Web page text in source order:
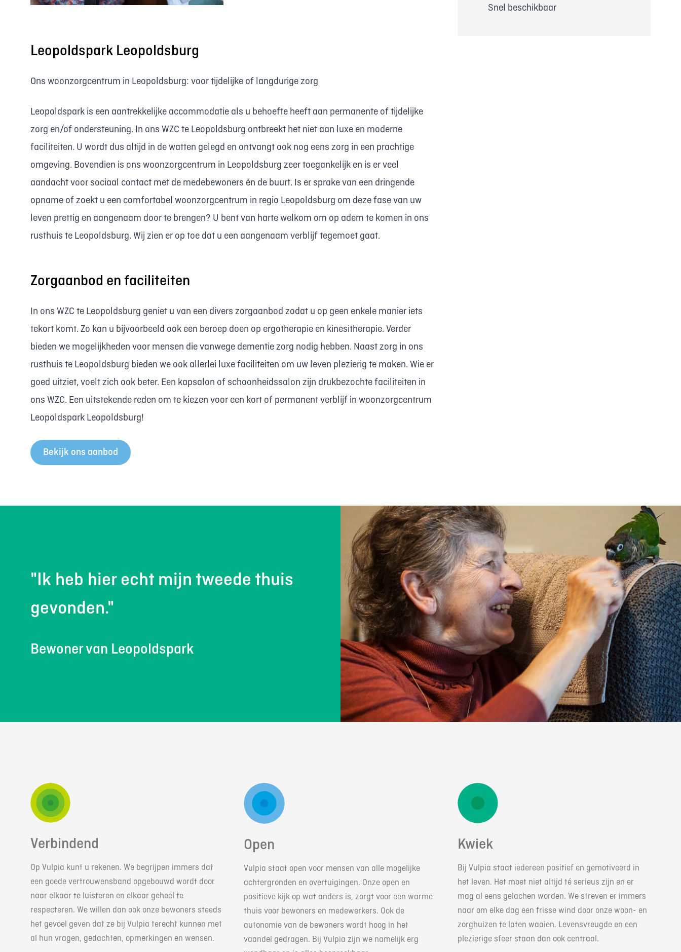
Leopoldspark Leopoldsburg
Ons woonzorgcentrum in Leopoldsburg: voor tijdelijke of langdurige zorg
Leopoldspark is een aantrekkelijke accommodatie als u behoefte heeft aan permanente of tijdelijke
zorg en/of ondersteuning. In ons WZC te Leopoldsburg ontbreekt het niet aan luxe en moderne
faciliteiten. U wordt dus altijd in de watten gelegd en ontvangt ook nog eens zorg in een prachtige
omgeving. Bovendien is ons woonzorgcentrum in Leopoldsburg zeer toegankelijk en is er veel
aandacht voor sociaal contact met de medebewoners én de buurt. Is er sprake van een dringende
opname of zoekt u een comfortabel woonzorgcentrum in regio Leopoldsburg om deze fase van uw
leven prettig en aangenaam door te brengen? U bent van harte welkom om op adem te komen in ons
rusthuis te Leopoldsburg. Wij zien er op toe dat u een aangenaam verblijf tegemoet gaat.
Zorgaanbod en faciliteiten
In ons WZC te Leopoldsburg geniet u van een divers zorgaanbod zodat u op geen enkele manier iets
tekort komt. Zo kan u bijvoorbeeld ook een beroep doen op ergotherapie en kinesitherapie. Verder
bieden we mogelijkheden voor mensen die vanwege dementie zorg nodig hebben. Naast zorg in ons
rusthuis te Leopoldsburg bieden we ook allerlei luxe faciliteiten om uw leven plezierig te maken. Wie er
goed uitziet, voelt zich ook beter. Een kapsalon of schoonheidssalon zijn drukbezochte faciliteiten in
ons WZC. Een uitstekende reden om te kiezen voor een kort of permanent verblijf in woonzorgcentrum
Leopoldspark Leopoldsburg!
Bekijk ons aanbod
Snel beschikbaar
"Ik heb hier echt mijn tweede thuis
gevonden."
Bewoner van Leopoldspark
Verbindend
Op Vulpia kunt u rekenen. We begrijpen immers dat
een goede vertrouwensband opgebouwd wordt door
naar elkaar te luisteren en elkaar geheel te
respecteren. We willen dan ook onze bewoners steeds
het gevoel geven dat ze bij Vulpia terecht kunnen met
al hun vragen, gedachten, opmerkingen en wensen.
Open
Vulpia staat open voor mensen van alle mogelijke
achtergronden en overtuigingen. Onze open en
positieve kijk op wat anders is, zorgt voor een warme
thuis voor bewoners en medewerkers. Ook de
autonomie van de bewoners wordt hoog in het
vaandel gedragen. Bij Vulpia zijn we namelijk erg
Kwiek
Bij Vulpia staat iedereen positief en gemotiveerd in
het leven. Het moet niet altijd té serieus zijn en er
mag al eens gelachen worden. We streven er immers
naar om elke dag een frisse wind door onze woon- en
zorghuizen te laten waaien. Levensvreugde en een
plezierige sfeer staan dan ook centraal.